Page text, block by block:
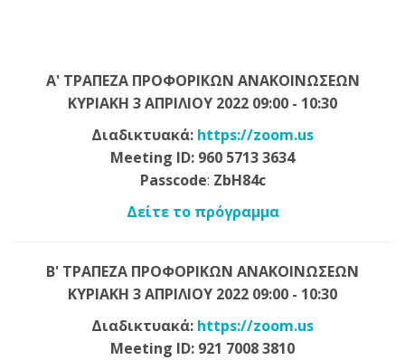
Α' ΤΡΑΠΕΖΑ ΠΡΟΦΟΡΙΚΩΝ ΑΝΑΚΟΙΝΩΣΕΩΝ
ΚΥΡΙΑΚΗ 3 ΑΠΡΙΛΙΟΥ 2022 09:00 - 10:30
Διαδικτυακά: https://zoom.us
Meeting ID: 960 5713 3634
Passcode: ZbH84c
Δείτε το πρόγραμμα
Β' ΤΡΑΠΕΖΑ ΠΡΟΦΟΡΙΚΩΝ ΑΝΑΚΟΙΝΩΣΕΩΝ
ΚΥΡΙΑΚΗ 3 ΑΠΡΙΛΙΟΥ 2022 09:00 - 10:30
Διαδικτυακά: https://zoom.us
Meeting ID: 921 7008 3810